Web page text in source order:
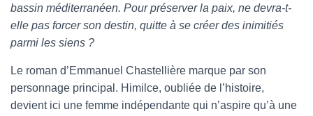
bassin méditerranéen. Pour préserver la paix, ne devra-t-
elle pas forcer son destin, quitte à se créer des inimitiés
parmi les siens ?
Le roman d’Emmanuel Chastellière marque par son
personnage principal. Himilce, oubliée de l’histoire,
devient ici une femme indépendante qui n’aspire qu’à une